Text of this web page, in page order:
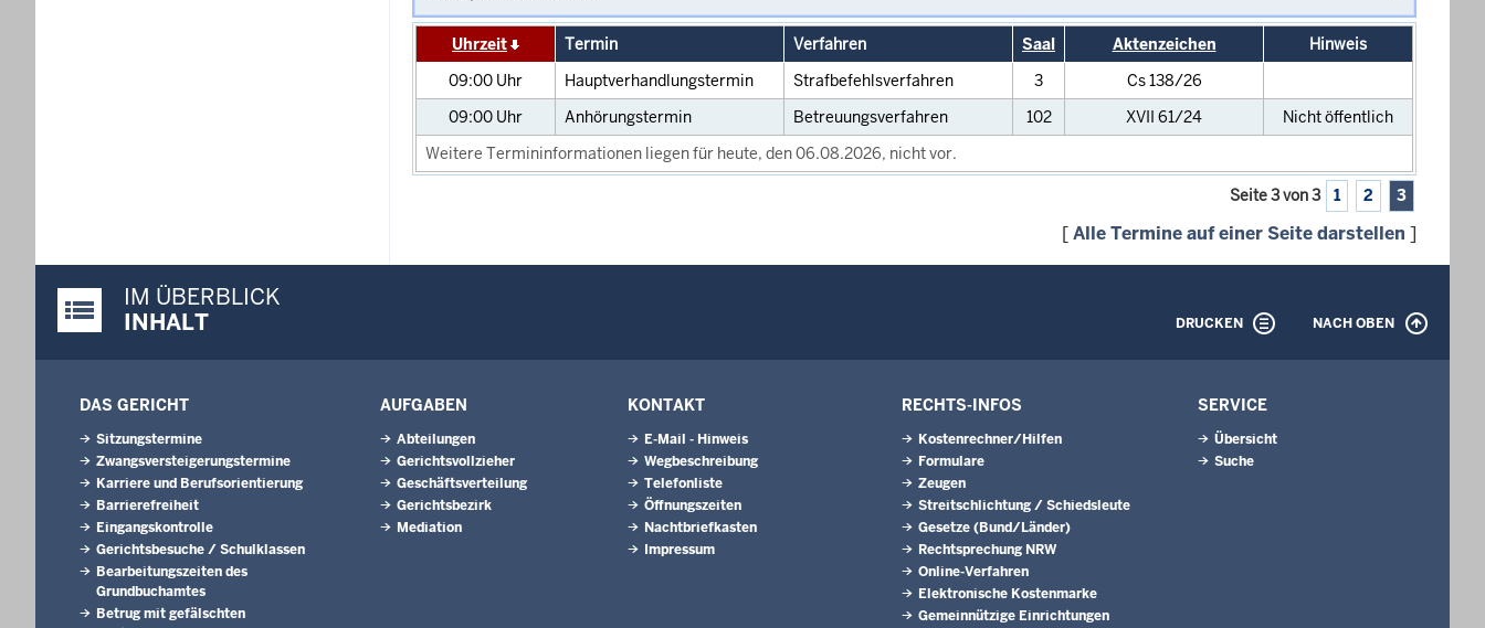
Uhrzeit Termin Verfahren Saal Aktenzeichen
Hinweis
09:00 Uhr Hauptverhandlungstermin Strafbefehlsverfahren 3
Cs 138/26
09:00 Uhr Anhörungstermin Betreuungsverfahren 102 XVII 61/24
Nicht öffentlich
Weitere Termininformationen liegen für heute, den 06.08.2026, nicht vor.
Seite 3 von 3 1 2 3
[Alle Termine auf einer Seite darstellen ]
Justiz-Portal im Überblick:
IM ÜBERBLICK
INHALT
DRUCKEN NACH OBEN
DAS GERICHT
Sitzungstermine
Zwangsversteigerungs­termine
Karriere und Berufsorientierung
Barrierefreiheit
Eingangskontrolle
Gerichtsbesuche / Schulklassen
Bearbeitungszeiten des
Grundbuchamtes
Betrug mit gefälschten
AUFGABEN
Abteilungen
Gerichtsvollzieher
Geschäftsverteilung
Gerichtsbezirk
Mediation
KONTAKT
E-Mail - Hinweis
Wegbeschreibung
Telefonliste
Öffnungszeiten
Nachtbriefkasten
Impressum
RECHTS-INFOS
Kostenrechner/Hilfen
Formulare
Zeugen
Streitschlichtung / Schiedsleute
Gesetze (Bund/Länder)
Rechtsprechung NRW
Online-Verfahren
Elektronische Kostenmarke
Gemeinnützige Einrichtungen
SERVICE
Übersicht
Suche